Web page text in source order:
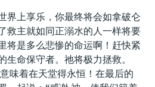
界上享乐，你最终将会如拿破仑
救主就如同正溺水的人一样将要
将是多么悲惨的命运啊！赶快紧
命保守者。祂将极力拯救。
味着在天堂得永恒！在最后的